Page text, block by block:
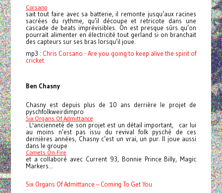
Corsano
sait tout faire avec sa batterie, il remonte jusqu’aux racines
sacrées du rythme, qu’il découpe et retricote dans une
cascade de beats imprévisibles. On est presque sûrs qu’on
pourrait alimenter en électricité tout gerland si on branchait
des capteurs sur ses bras lorsqu’il joue.
mp3 : Chris Corsano - Are you going to keep alive the spirit of
cricket
Ben Chasny
Chasny est depuis plus de 10 ans derrière le projet de
pyschfolkweirdimpro
Six Organs Of Admittance
. L'ancienneté de son projet est un détail important, car lui
au moins n’est pas issu du revival folk pysché de ces
dernières années, Chasny c’est un vrai, un pur. Il joue aussi
dans le groupe
Comets On Fire
et a collaboré avec Current 93, Bonnie Prince Billy, Magic
Markers...
Six Organs Of Admittance – Coming To Get You